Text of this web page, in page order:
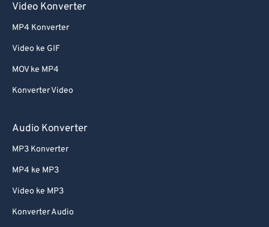
Video Konverter
MP4 Konverter
Video ke GIF
MOV ke MP4
Konverter Video
Audio Konverter
MP3 Konverter
MP4 ke MP3
Video ke MP3
Konverter Audio